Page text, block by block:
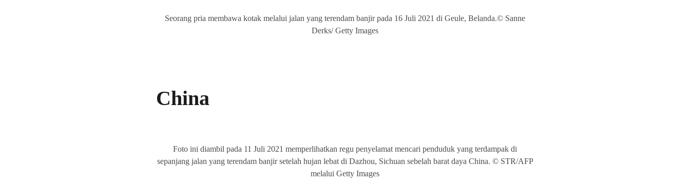
Seorang pria membawa kotak melalui jalan yang terendam banjir pada 16 Juli 2021 di Geule, Belanda.© Sanne
Derks/ Getty Images
China
Foto ini diambil pada 11 Juli 2021 memperlihatkan regu penyelamat mencari penduduk yang terdampak di
sepanjang jalan yang terendam banjir setelah hujan lebat di Dazhou, Sichuan sebelah barat daya China. © STR/AFP
melalui Getty Images